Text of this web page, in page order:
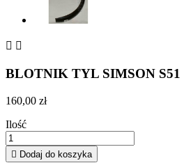
 
BLOTNIK TYL SIMSON
160,00 zł
Ilość
 Dodaj do koszyka